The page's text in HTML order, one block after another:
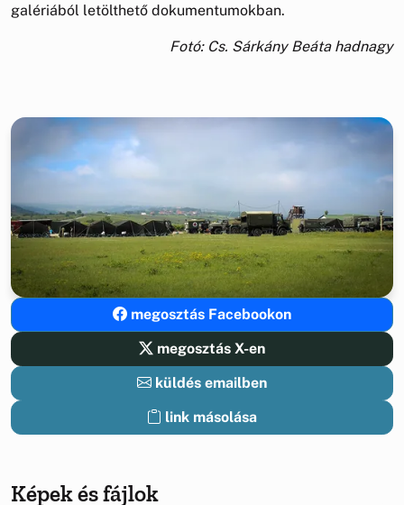
galériából letölthető dokumentumokban.
Fotó: Cs. Sárkány Beáta hadnagy
megosztás Facebookon
megosztás X-en
küldés emailben
link másolása
Képek és fájlok